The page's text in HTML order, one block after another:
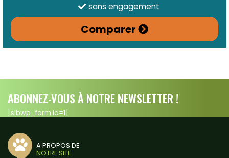
sans engagement
Comparer
ABONNEZ-VOUS À NOTRE NEWSLETTER !
[sibwp_form id=1]
A PROPOS DE
NOTRE SITE